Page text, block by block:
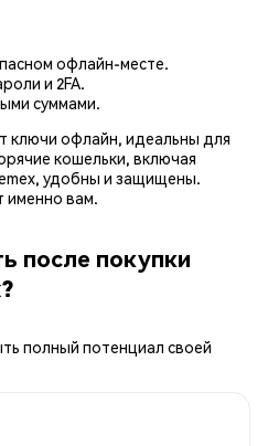
офлайн-месте.
и 2FA.
суммами.
офлайн, идеальны для
кошельки, включая
удобны и защищены.
именно вам.
после покупки
полный потенциал своей